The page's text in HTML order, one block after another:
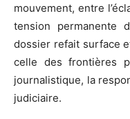
mouvement, entre
tension permanente
dossier refait surface
celle des frontières
journalistique, la
judiciaire.